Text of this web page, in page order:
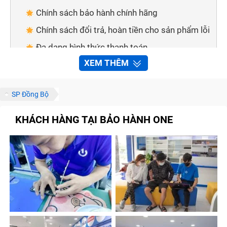
Chính sách bảo hành chính hãng
Chính sách đổi trả, hoàn tiền cho sản phẩm lỗi
Đa dạng hình thức thanh toán
Giao hàng tận nơi
One
Thông qua số điện thoại
Những lưu ý để sửa chữa Ipad nhanh chóng tại
Trung Tâm Bảo Hành One
Gọi điện để được tư vấn trước khi đến
Đặt trước lịch hẹn
Xem trước bảng báo giá
XEM THÊM
SP Đồng Bộ
KHÁCH HÀNG TẠI BẢO HÀNH ONE